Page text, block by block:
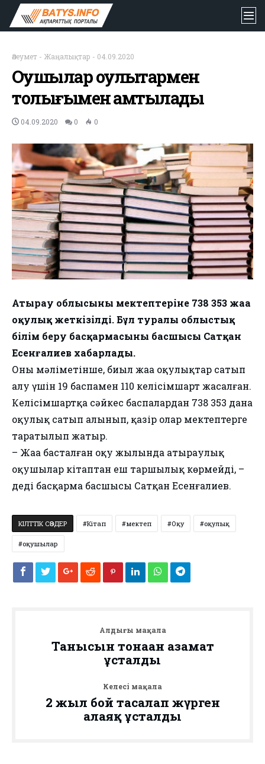
Әлеумет - Жаңалықтар - 04.09.2020
Оқушылар оқулықтармен
толығымен қамтылады
04.09.2020 0 0
Атырау облысының мектептеріне 738 353 жаңа
оқулық жеткізілді. Бұл туралы облыстық
білім беру басқармасының басшысы Сатқан
Есенғалиев хабарлады.
Оның мәліметінше, биыл жаңа оқулықтар сатып
алу үшін 19 баспамен 110 келісімшарт жасалған.
Келісімшартқа сәйкес баспалардан 738 353 дана
оқулық сатып алынып, қазір олар мектептерге
таратылып жатыр.
– Жаңа басталған оқу жылында атыраулық
оқушылар кітаптан еш таршылық көрмейді, –
деді басқарма басшысы Сатқан Есенғалиев.
КІЛТТІК СӨЗДЕР Кітап мектеп Оқу оқулық
оқушылар
Алдыңғы мақала
Танысын тонаған азамат
ұсталды
Келесі мақала
2 жыл бой тасалап жүрген
алаяқ ұсталды